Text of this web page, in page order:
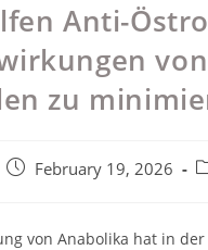
Anti-
von
zu
PostFebruary 19, 2026
von Anabolika hat in